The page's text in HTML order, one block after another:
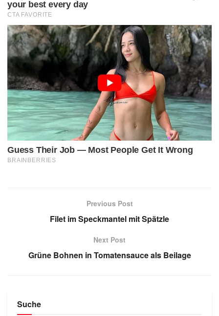
Previous Post
Filet im Speckmantel mit Spätzle
Next Post
Grüne Bohnen in Tomatensauce als Beilage
Suche